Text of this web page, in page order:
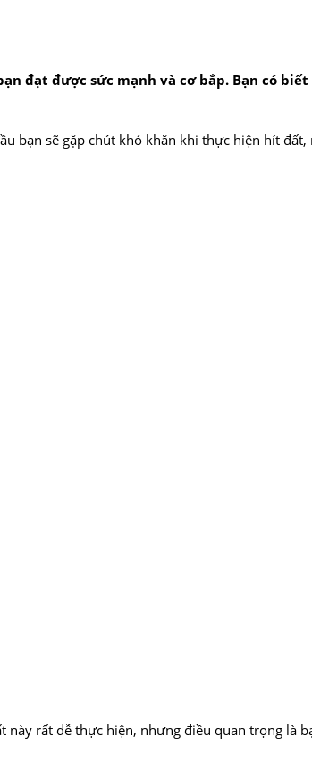
đạt được sức mạnh và cơ bắp. Bạn có
bạn sẽ gặp chút khó khăn khi thực hiện hít
rất dễ thực hiện, nhưng điều quan trọng là